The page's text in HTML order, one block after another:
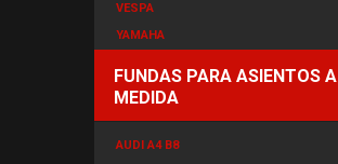
VESPA
YAMAHA
FUNDAS PARA ASIENTOS A
MEDIDA
AUDI A4 B8